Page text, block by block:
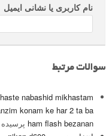
نام کاربری یا نشانی ایمیل
سوالات مرتبط
nabashid mikhastam
konam ke har 2 ta ba
ham flash bezanan